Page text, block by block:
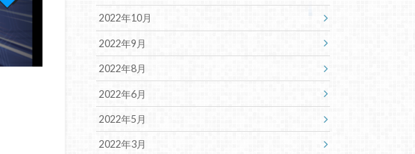
2022年10月
2022年9月
2022年8月
2022年6月
2022年5月
2022年3月